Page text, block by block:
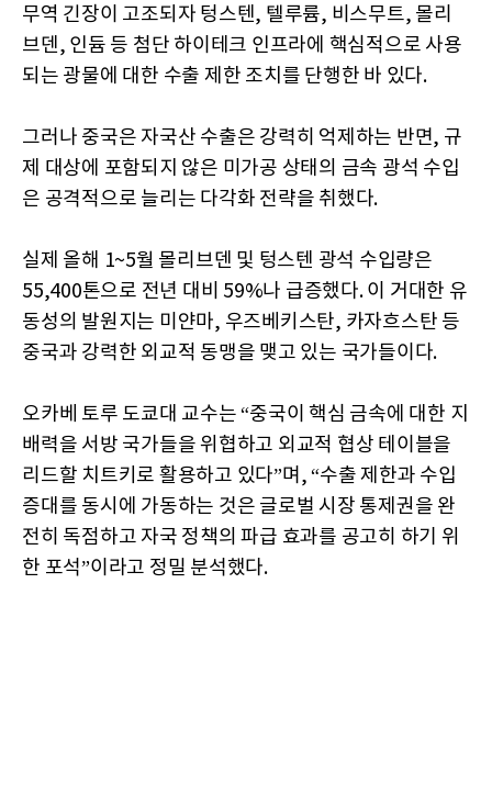
무역 긴장이 고조되자 텅스텐, 텔루륨, 비스무트, 몰리
브덴, 인듐 등 첨단 하이테크 인프라에 핵심적으로 사용
되는 광물에 대한 수출 제한 조치를 단행한 바 있다.
그러나 중국은 자국산 수출은 강력히 억제하는 반면, 규
제 대상에 포함되지 않은 미가공 상태의 금속 광석 수입
은 공격적으로 늘리는 다각화 전략을 취했다.
실제 올해 1~5월 몰리브덴 및 텅스텐 광석 수입량은
55,400톤으로 전년 대비 59%나 급증했다. 이 거대한 유
동성의 발원지는 미얀마, 우즈베키스탄, 카자흐스탄 등
중국과 강력한 외교적 동맹을 맺고 있는 국가들이다.
오카베 토루 도쿄대 교수는 “중국이 핵심 금속에 대한 지
배력을 서방 국가들을 위협하고 외교적 협상 테이블을
리드할 치트키로 활용하고 있다”며, “수출 제한과 수입
증대를 동시에 가동하는 것은 글로벌 시장 통제권을 완
전히 독점하고 자국 정책의 파급 효과를 공고히 하기 위
한 포석”이라고 정밀 분석했다.